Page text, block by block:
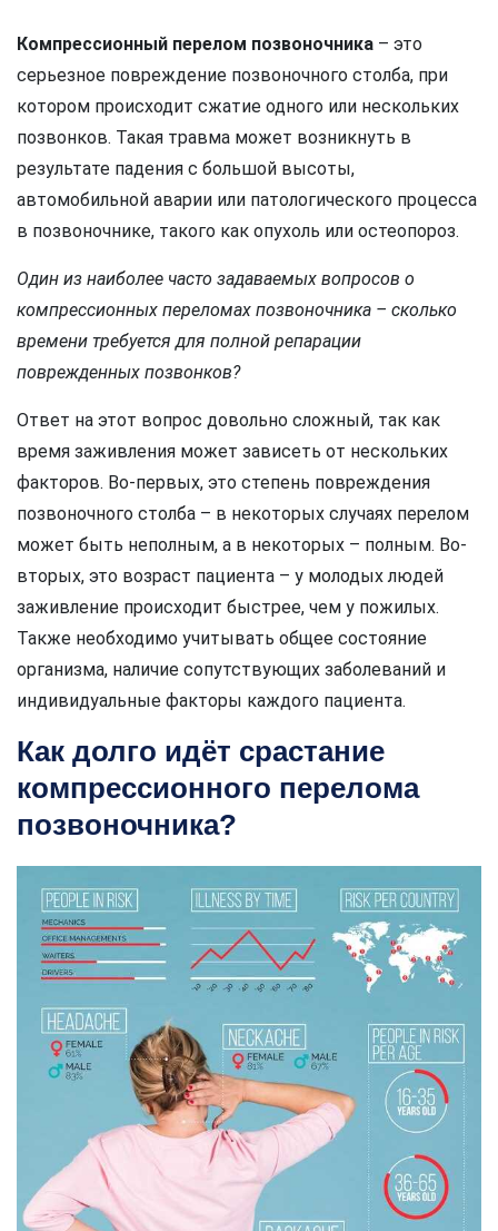
Компрессионный перелом позвоночника – это
серьезное повреждение позвоночного столба, при
котором происходит сжатие одного или нескольких
позвонков. Такая травма может возникнуть в
результате падения с большой высоты,
автомобильной аварии или патологического процесса
в позвоночнике, такого как опухоль или остеопороз.
Один из наиболее часто задаваемых вопросов о
компрессионных переломах позвоночника – сколько
времени требуется для полной репарации
поврежденных позвонков?
Ответ на этот вопрос довольно сложный, так как
время заживления может зависеть от нескольких
факторов. Во-первых, это степень повреждения
позвоночного столба – в некоторых случаях перелом
может быть неполным, а в некоторых – полным. Во-
вторых, это возраст пациента – у молодых людей
заживление происходит быстрее, чем у пожилых.
Также необходимо учитывать общее состояние
организма, наличие сопутствующих заболеваний и
индивидуальные факторы каждого пациента.
Как долго идёт срастание
компрессионного перелома
позвоночника?